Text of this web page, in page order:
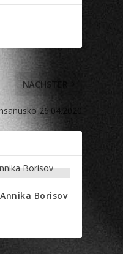
NÄCHSTER
26.04.2020
Borisov